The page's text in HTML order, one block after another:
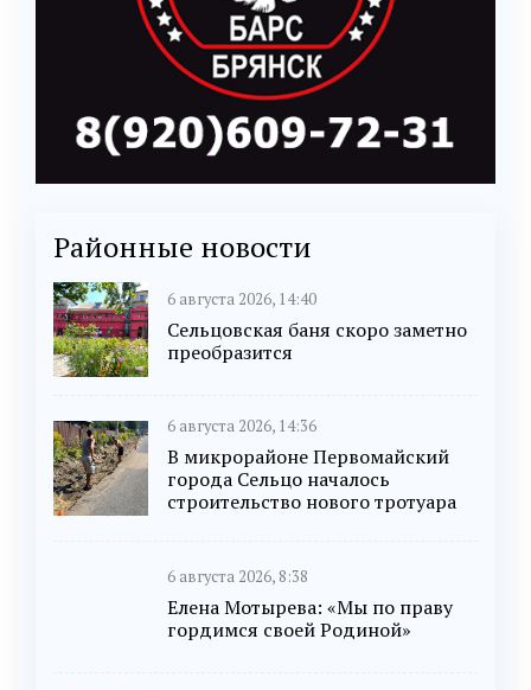
Районные новости
6 августа 2026, 14:40
Сельцовская баня скоро заметно
преобразится
6 августа 2026, 14:36
В микрорайоне Первомайский
города Сельцо началось
строительство нового тротуара
6 августа 2026, 8:38
Елена Мотырева: «Мы по праву
гордимся своей Родиной»